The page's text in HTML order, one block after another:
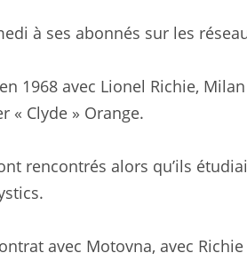
à ses abonnés sur les
1968 avec Lionel Richie,
« Clyde » Orange.
rencontrés alors qu’ils
avec Motovna, avec Richie